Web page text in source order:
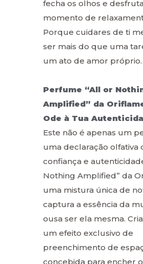
fecha os olhos e
momento de
Porque cuidares de ti
ser mais do que uma
um ato de amor próprio.
Perfume “All or
Amplified” da
Ode à Tua
Este não é apenas um
uma declaração olfativa
confiança e
Nothing Amplified” da
uma mistura única de
captura a essência da
ousa ser ela mesma.
um efeito exclusivo de
preenchimento de
concebida para encher